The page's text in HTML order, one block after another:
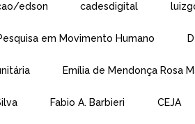
edson cadesdigital
em Movimento Humano
Emília de Mendonça Rosa
Fabio A. Barbieri CEJA